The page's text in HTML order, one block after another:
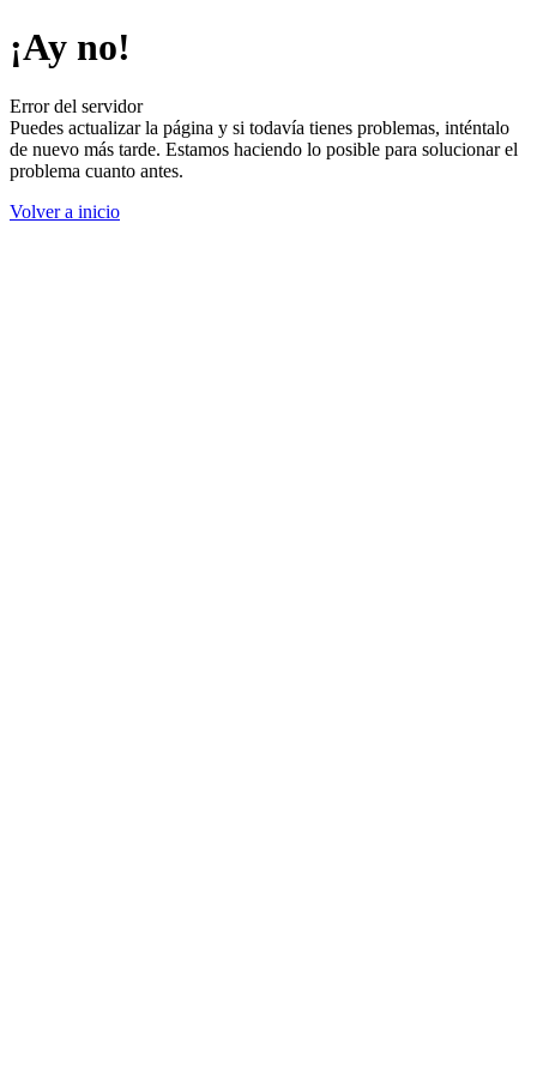
¡Ay no!
Error del servidor
Puedes actualizar la página y si todavía tienes problemas, inténtalo
de nuevo más tarde. Estamos haciendo lo posible para solucionar el
problema cuanto antes.
Volver a inicio